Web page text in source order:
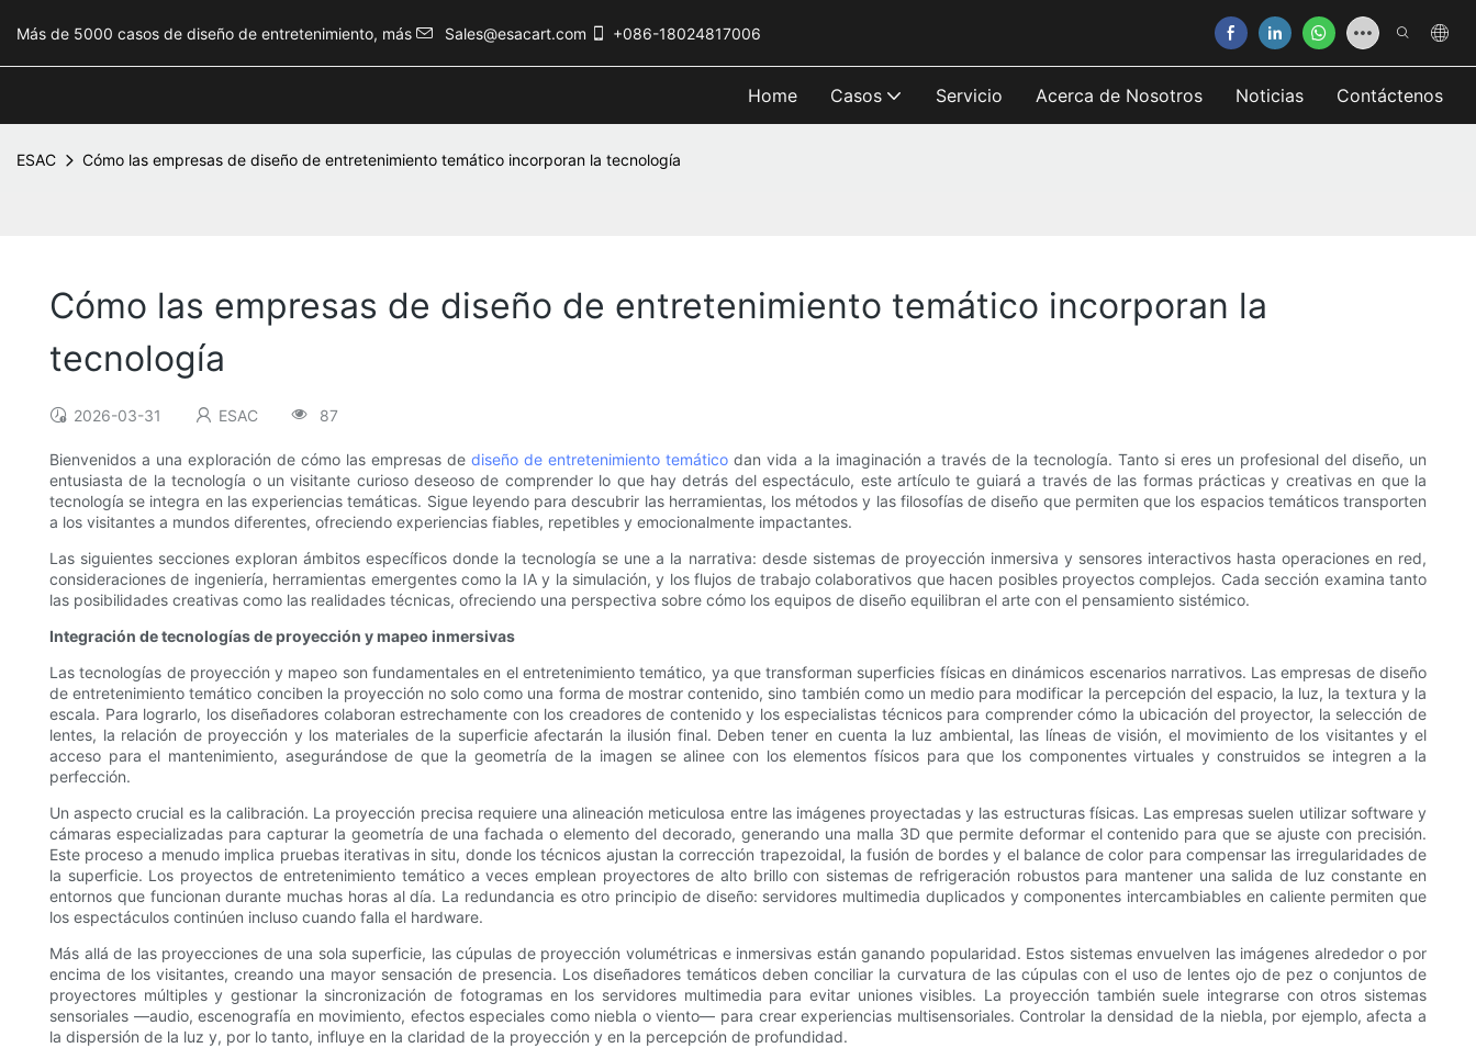
Más de 5000 casos de diseño de entretenimiento, más Sales@esacart.com +086-18024817006
Home Casos Servicio Acerca de Nosotros Noticias Contáctenos
ESAC Cómo las empresas de diseño de entretenimiento temático incorporan la tecnología
Cómo las empresas de diseño de entretenimiento temático incorporan la
tecnología
2026-03-31 ESAC 87
Bienvenidos a una exploración de cómo las empresas dediseño de entretenimiento temático dan vida a la imaginación a través de la tecnología. Tanto si eres un profesional del diseño, un
entusiasta de la tecnología o un visitante curioso deseoso de comprender lo que hay detrás del espectáculo, este artículo te guiará a través de las formas prácticas y creativas en que la
tecnología se integra en las experiencias temáticas. Sigue leyendo para descubrir las herramientas, los métodos y las filosofías de diseño que permiten que los espacios temáticos transporten
a los visitantes a mundos diferentes, ofreciendo experiencias fiables, repetibles y emocionalmente impactantes.
Las siguientes secciones exploran ámbitos específicos donde la tecnología se une a la narrativa: desde sistemas de proyección inmersiva y sensores interactivos hasta operaciones en red,
consideraciones de ingeniería, herramientas emergentes como la IA y la simulación, y los flujos de trabajo colaborativos que hacen posibles proyectos complejos. Cada sección examina tanto
las posibilidades creativas como las realidades técnicas, ofreciendo una perspectiva sobre cómo los equipos de diseño equilibran el arte con el pensamiento sistémico.
Integración de tecnologías de proyección y mapeo inmersivas
Las tecnologías de proyección y mapeo son fundamentales en el entretenimiento temático, ya que transforman superficies físicas en dinámicos escenarios narrativos. Las empresas de diseño
de entretenimiento temático conciben la proyección no solo como una forma de mostrar contenido, sino también como un medio para modificar la percepción del espacio, la luz, la textura y la
escala. Para lograrlo, los diseñadores colaboran estrechamente con los creadores de contenido y los especialistas técnicos para comprender cómo la ubicación del proyector, la selección de
lentes, la relación de proyección y los materiales de la superficie afectarán la ilusión final. Deben tener en cuenta la luz ambiental, las líneas de visión, el movimiento de los visitantes y el
acceso para el mantenimiento, asegurándose de que la geometría de la imagen se alinee con los elementos físicos para que los componentes virtuales y construidos se integren a la
perfección.
Un aspecto crucial es la calibración. La proyección precisa requiere una alineación meticulosa entre las imágenes proyectadas y las estructuras físicas. Las empresas suelen utilizar software y
cámaras especializadas para capturar la geometría de una fachada o elemento del decorado, generando una malla 3D que permite deformar el contenido para que se ajuste con precisión.
Este proceso a menudo implica pruebas iterativas in situ, donde los técnicos ajustan la corrección trapezoidal, la fusión de bordes y el balance de color para compensar las irregularidades de
la superficie. Los proyectos de entretenimiento temático a veces emplean proyectores de alto brillo con sistemas de refrigeración robustos para mantener una salida de luz constante en
entornos que funcionan durante muchas horas al día. La redundancia es otro principio de diseño: servidores multimedia duplicados y componentes intercambiables en caliente permiten que
los espectáculos continúen incluso cuando falla el hardware.
Más allá de las proyecciones de una sola superficie, las cúpulas de proyección volumétricas e inmersivas están ganando popularidad. Estos sistemas envuelven las imágenes alrededor o por
encima de los visitantes, creando una mayor sensación de presencia. Los diseñadores temáticos deben conciliar la curvatura de las cúpulas con el uso de lentes ojo de pez o conjuntos de
proyectores múltiples y gestionar la sincronización de fotogramas en los servidores multimedia para evitar uniones visibles. La proyección también suele integrarse con otros sistemas
sensoriales —audio, escenografía en movimiento, efectos especiales como niebla o viento— para crear experiencias multisensoriales. Controlar la densidad de la niebla, por ejemplo, afecta a
la dispersión de la luz y, por lo tanto, influye en la claridad de la proyección y en la percepción de profundidad.